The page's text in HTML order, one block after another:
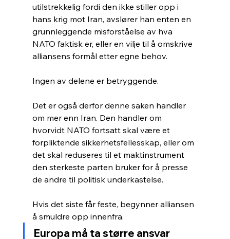
utilstrekkelig fordi den ikke stiller opp i
hans krig mot Iran, avslører han enten en
grunnleggende misforståelse av hva
NATO faktisk er, eller en vilje til å omskrive
alliansens formål etter egne behov.
Ingen av delene er betryggende.
Det er også derfor denne saken handler
om mer enn Iran. Den handler om
hvorvidt NATO fortsatt skal være et
forpliktende sikkerhetsfellesskap, eller om
det skal reduseres til et maktinstrument
den sterkeste parten bruker for å presse
de andre til politisk underkastelse.
Hvis det siste får feste, begynner alliansen
å smuldre opp innenfra.
Europa må ta større ansvar